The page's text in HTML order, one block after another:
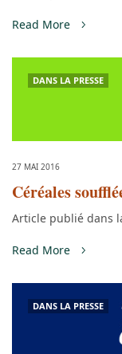
Read More
DANS LA PRESSE
27 MAI 2016
Céréales
Article publié dans
Read More
DANS LA PRESSE